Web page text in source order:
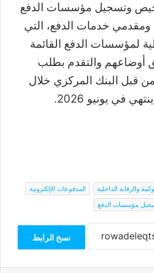
ترخيص وتسجيل مؤسسات الدفع
خدمات الدفع، التي
لمؤسسات الدفع القائمة
أوضاعهم والتقدم بطلب
قبل البنك المركزي خلال
في يونيو 2026.
والرقابة الداخلية
المدفوعات الإلكترونية
مؤسسات الدفع
نسخ الرابط